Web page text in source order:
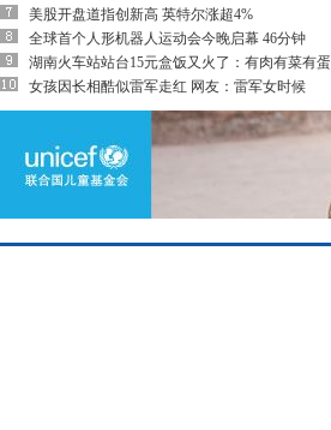
美股开盘道指创新高 英特尔涨超4%
全球首个人形机器人运动会今晚启幕 46分钟
湖南火车站站台15元盒饭又火了：有肉有菜有蛋
女孩因长相酷似雷军走红 网友：雷军女时候